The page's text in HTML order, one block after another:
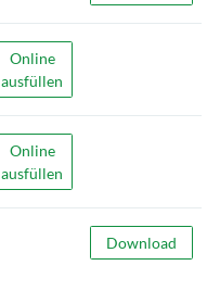
Allgemeine Auskünfte
Online
ausfüllen
Allgemeine Auskünfte 2 (mit
Online
ausfüllen
Älter werden in
Download